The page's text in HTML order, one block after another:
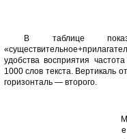
В таблице
удобства восприятия
1000 слов текста. Вертикаль
горизонталь — второго.
М
е